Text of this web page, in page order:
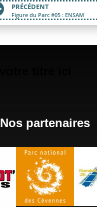
PRÉCÉDENT
Figure du Parc #05 : ENSAM
Nos partenaires